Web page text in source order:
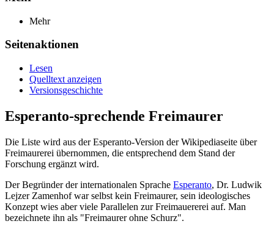
Mehr
Seitenaktionen
Lesen
Quelltext anzeigen
Versionsgeschichte
Esperanto-sprechende Freimaurer
Die Liste wird aus der Esperanto-Version der Wikipediaseite über
Freimaurerei übernommen, die entsprechend dem Stand der
Forschung ergänzt wird.
Der Begründer der internationalen Sprache Esperanto, Dr. Ludwik
Lejzer Zamenhof war selbst kein Freimaurer, sein ideologisches
Konzept wies aber viele Parallelen zur Freimauererei auf. Man
bezeichnete ihn als "Freimaurer ohne Schurz".